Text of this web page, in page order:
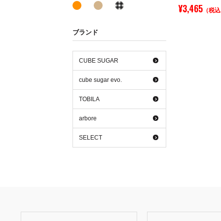
¥3,465 （税込
オレンジ系ベージュ系
ブランド
CUBE SUGAR
cube sugar evo.
TOBILA
arbore
SELECT